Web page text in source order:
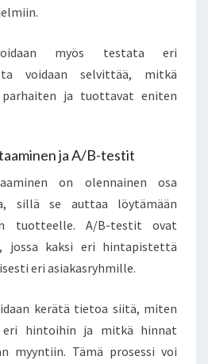
myös testata eri
voidaan selvittää, mitkä
ja tuottavat eniten
ja A/B-testit
on olennainen osa
sillä se auttaa löytämään
tuotteelle. A/B-testit ovat
jossa kaksi eri hintapistettä
eri asiakasryhmille.
kerätä tietoa siitä, miten
eri hintoihin ja mitkä hinnat
myyntiin. Tämä prosessi voi